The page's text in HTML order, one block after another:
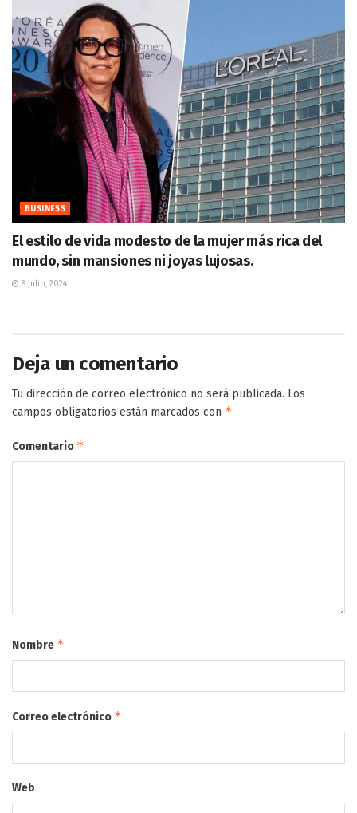
BUSINESS
El estilo de vida modesto de la mujer más rica del
mundo, sin mansiones ni joyas lujosas.
8 julio, 2024
Deja un comentario
Tu dirección de correo electrónico no será publicada. Los
campos obligatorios están marcados con *
Comentario *
Nombre *
Correo electrónico *
Web